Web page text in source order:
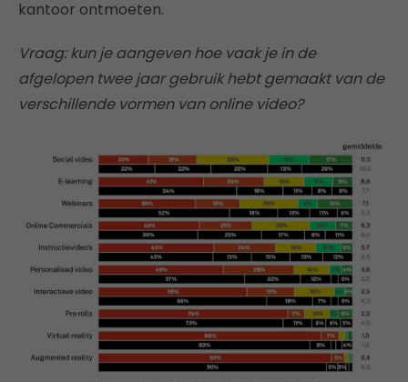
kantoor ontmoeten.
Vraag: kun je aangeven hoe vaak je in de
afgelopen twee jaar gebruik hebt gemaakt van de
verschillende vormen van online video?